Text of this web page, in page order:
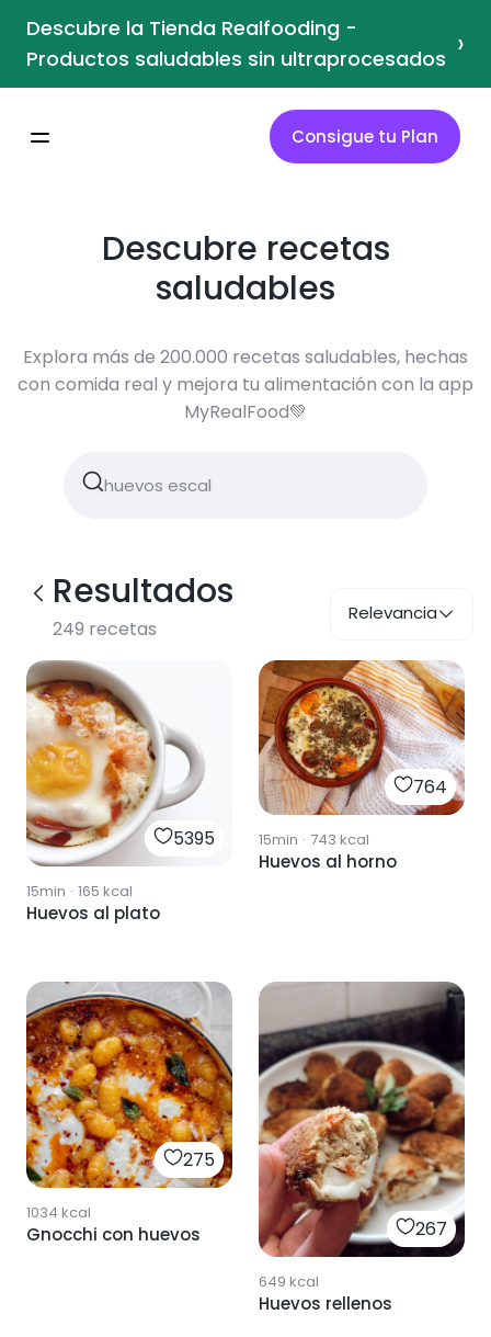
Descubre la Tienda Realfooding -
Productos saludables sin ultraprocesados ›
Consigue tu Plan
Descubre recetas
saludables
Explora más de 200.000 recetas saludables, hechas
con comida real y mejora tu alimentación con la app
MyRealFood💚
Resultados
249 recetas
Relevancia
5395
15min · 165 kcal
Huevos al plato
764
15min · 743 kcal
Huevos al horno
275
1034 kcal
Gnocchi con huevos 267
649 kcal
Huevos rellenos